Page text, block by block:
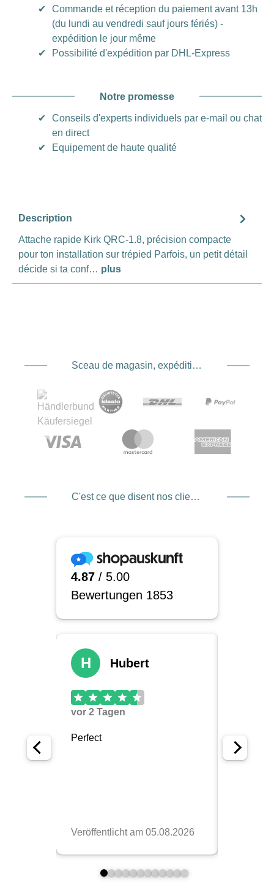
✔
Commande et réception du paiement avant 13h
(du lundi au vendredi sauf jours fériés) -
expédition le jour même
✔
Possibilité d'expédition par DHL-Express
Notre promesse
✔
Conseils d'experts individuels par e-mail ou chat
en direct
✔
Equipement de haute qualité
Description
Attache rapide Kirk QRC-1.8, précision compacte
pour ton installation sur trépied Parfois, un petit détail
décide si ta conf… plus
Sceau de magasin, expédition et expédition. Prestataire de services de paiement
C'est ce que disent nos clients